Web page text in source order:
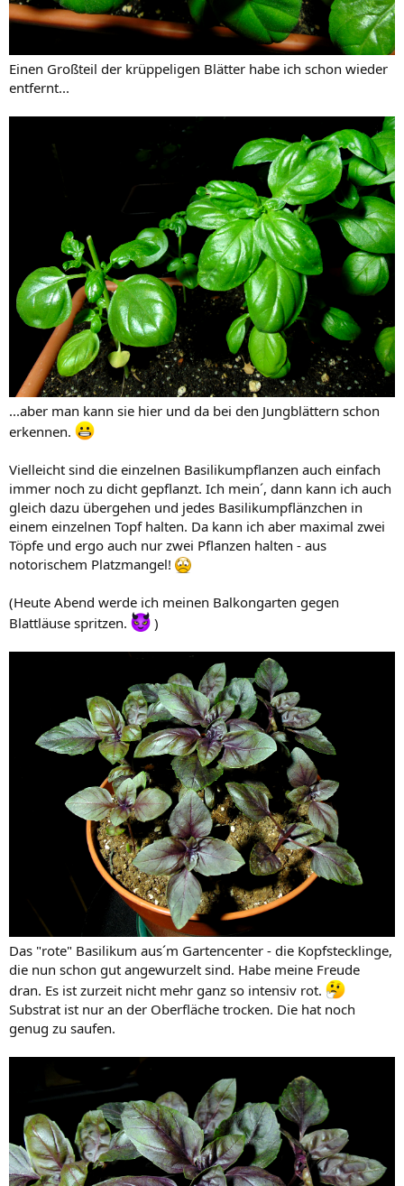
Einen Großteil der krüppeligen Blätter habe ich schon wieder
entfernt...
...aber man kann sie hier und da bei den Jungblättern schon
erkennen.
Vielleicht sind die einzelnen Basilikumpflanzen auch einfach
immer noch zu dicht gepflanzt. Ich mein´, dann kann ich auch
gleich dazu übergehen und jedes Basilikumpflänzchen in
einem einzelnen Topf halten. Da kann ich aber maximal zwei
Töpfe und ergo auch nur zwei Pflanzen halten - aus
notorischem Platzmangel!
(Heute Abend werde ich meinen Balkongarten gegen
Blattläuse spritzen.
)
Das "rote" Basilikum aus´m Gartencenter - die Kopfstecklinge,
die nun schon gut angewurzelt sind. Habe meine Freude
dran. Es ist zurzeit nicht mehr ganz so intensiv rot.
Substrat ist nur an der Oberfläche trocken. Die hat noch
genug zu saufen.